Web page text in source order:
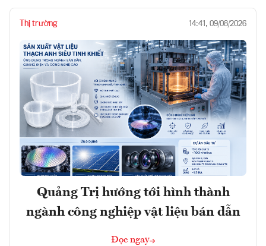
Thị trường 14:41, 09/08/2026
Quảng Trị hướng tới hình thành
ngành công nghiệp vật liệu bán dẫn
Đọc ngay